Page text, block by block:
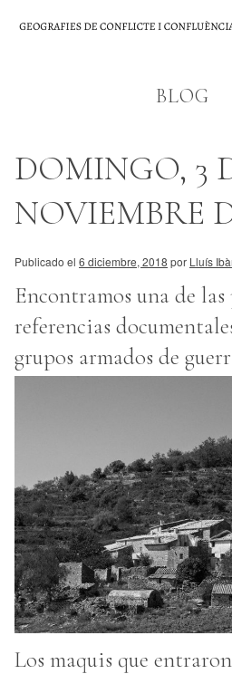
BLOG
DOMINGO, 3
NOVIEMBRE
Publicado el 6 diciembre, 2018 por Lluís
Encontramos una de
referencias
grupos armados de
Los maquis que